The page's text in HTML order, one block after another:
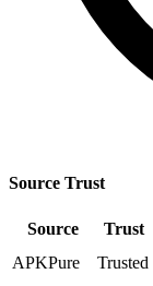
Source Trust
Source Trust
APKPure
Trusted